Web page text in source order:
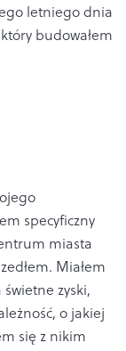
letniego dnia
budowałem
specyficzny
miasta
Miałem
zyski,
o jakiej
się z nikim